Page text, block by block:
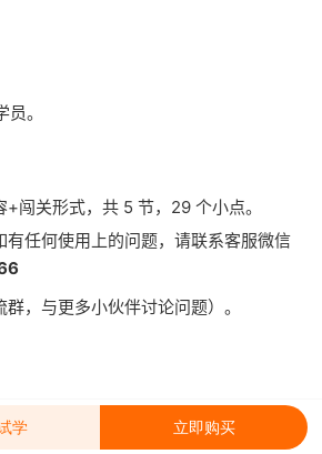
。
闯关形式，共 5 节，29 个小点。
有任何使用上的问题，请联系客服微信
群，与更多小伙伴讨论问题）。
学 立即购买